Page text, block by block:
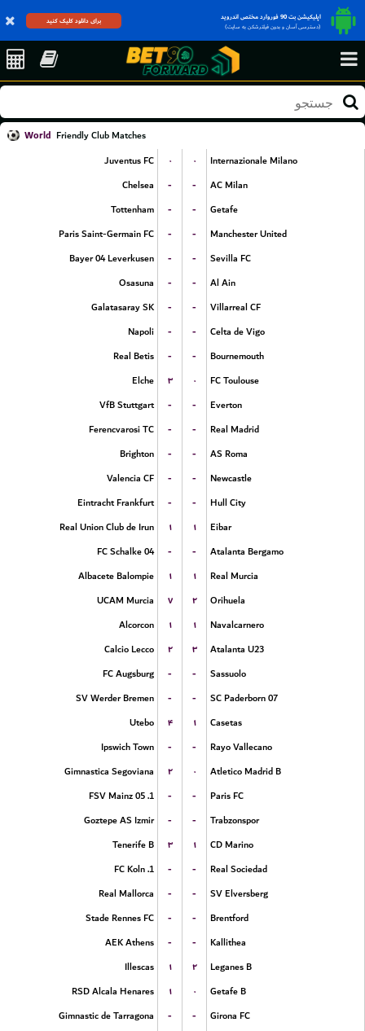
اپلیکیشن بت 90 فوروارد مختص اندروید
(دسترسی آسان و بدون فیلترشکن به سایت)
برای دانلود کلیک کنید
World Friendly Club Matches
Juventus FC
۰ ۰
Internazionale Milano
Chelsea
- -
AC Milan
Tottenham
- -
Getafe
Paris Saint-Germain FC
- -
Manchester United
Bayer 04 Leverkusen
- -
Sevilla FC
Osasuna
- -
Al Ain
Galatasaray SK
- -
Villarreal CF
Napoli
- -
Celta de Vigo
Real Betis
- -
Bournemouth
Elche
۳ ۰
FC Toulouse
VfB Stuttgart
- -
Everton
Ferencvarosi TC
- -
Real Madrid
Brighton
- -
AS Roma
Valencia CF
- -
Newcastle
Eintracht Frankfurt
- -
Hull City
Real Union Club de Irun
۱ ۱
Eibar
FC Schalke 04
- -
Atalanta Bergamo
Albacete Balompie
۱ ۱
Real Murcia
UCAM Murcia
۷ ۲
Orihuela
Alcorcon
۱ ۱
Navalcarnero
Calcio Lecco
۲ ۳
Atalanta U23
FC Augsburg
- -
Sassuolo
SV Werder Bremen
- -
SC Paderborn 07
Utebo
۴ ۱
Casetas
Ipswich Town
- -
Rayo Vallecano
Gimnastica Segoviana
۲ ۰
Atletico Madrid B
1. FSV Mainz 05
- -
Paris FC
Goztepe AS Izmir
- -
Trabzonspor
Tenerife B
۳ ۱
CD Marino
1. FC Koln
- -
Real Sociedad
Real Mallorca
- -
SV Elversberg
Stade Rennes FC
- -
Brentford
AEK Athens
- -
Kallithea
Illescas
۱ ۲
Leganes B
RSD Alcala Henares
۱ ۰
Getafe B
Gimnastic de Tarragona
- -
Girona FC